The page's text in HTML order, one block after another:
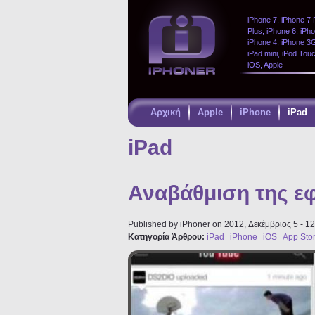
iPhone 7, iPhone 7
Plus, iPhone 6,
iPhone 4, iPhone
iPad mini, iPod
iOS, Apple
Αρχική Apple iPhone iPad
Παράκαμψη
κυρίως
iPad
Αναβάθμιση της
Published by iPhoner on 2012, Δεκέμβριος 5 -
Κατηγορία Άρθρου: iPad iPhone iOS App